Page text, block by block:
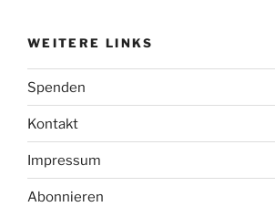
WEITERE LINKS
Spenden
Kontakt
Impressum
Abonnieren